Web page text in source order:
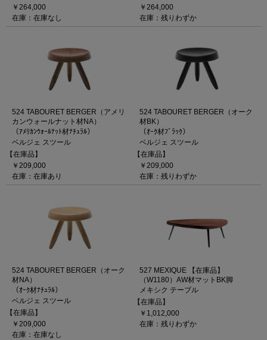
￥264,000
在庫：在庫なし
￥264,000
在庫：残りわずか
524 TABOURET BERGER（アメリ
カンウォールナット材NA）
（ｱﾒﾘｶﾝｳｫｰﾙﾅｯﾄ材ﾅﾁｭﾗﾙ）
ベルジェ スツール
【在庫品】
￥209,000
在庫：在庫あり
524 TABOURET BERGER（オーク
材BK）
（ｵｰｸ材ﾌﾞﾗｯｸ）
ベルジェ スツール
【在庫品】
￥209,000
在庫：残りわずか
524 TABOURET BERGER（オーク
材NA）
（ｵｰｸ材ﾅﾁｭﾗﾙ）
ベルジェ スツール
【在庫品】
￥209,000
在庫：在庫なし
527 MEXIQUE 【在庫品】
（W1180）AW材マットBK脚
メキシク テーブル
【在庫品】
￥1,012,000
在庫：残りわずか